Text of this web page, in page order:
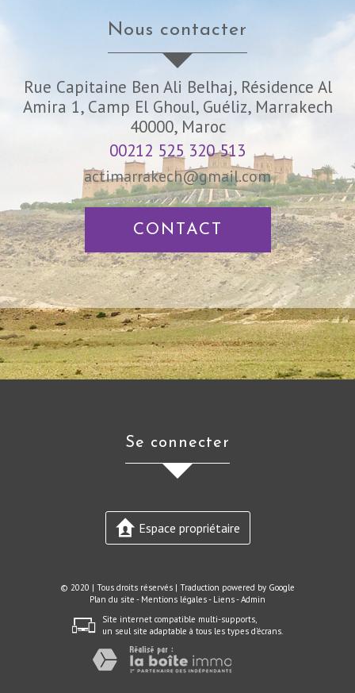
nous contacter
Rue Capitaine Ben Ali Belhaj, Résidence Al
Amira 1, Camp El Ghoul, Guéliz, Marrakech
40000, Maroc
00212 525 320 513
actimarrakech@gmail.com
CONTACT
se connecter
Espace propriétaire
© 2020 | Tous droits réservés | Traduction powered by Google
Plan du site - Mentions légales- Liens-Admin
Site internet compatible multi-supports,
un seul site adaptable à tous les types d'écrans.